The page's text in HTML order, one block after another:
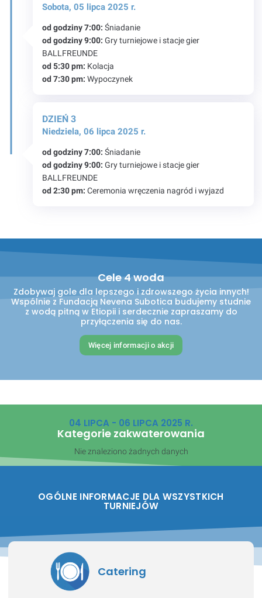
Sobota, 05 lipca 2025 r.
od godziny 7:00: Śniadanie
od godziny 9:00: Gry turniejowe i stacje gier
BALLFREUNDE
od 5:30 pm: Kolacja
od 7:30 pm: Wypoczynek
DZIEŃ 3
Niedziela, 06 lipca 2025 r.
od godziny 7:00: Śniadanie
od godziny 9:00: Gry turniejowe i stacje gier
BALLFREUNDE
od 2:30 pm: Ceremonia wręczenia nagród i wyjazd
Cele 4 woda
Zdobywaj gole dla lepszego i zdrowszego życia innych!
Wspólnie z Fundacją Nevena Subotica budujemy studnie
z wodą pitną w Etiopii i serdecznie zapraszamy do
przyłączenia się do nas.
Więcej informacji o akcji
04 LIPCA - 06 LIPCA 2025 R.
Kategorie zakwaterowania
Nie znaleziono żadnych danych
OGÓLNE INFORMACJE DLA WSZYSTKICH
TURNIEJÓW
Catering